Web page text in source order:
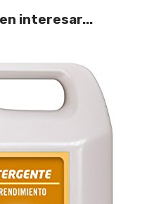
interesar...